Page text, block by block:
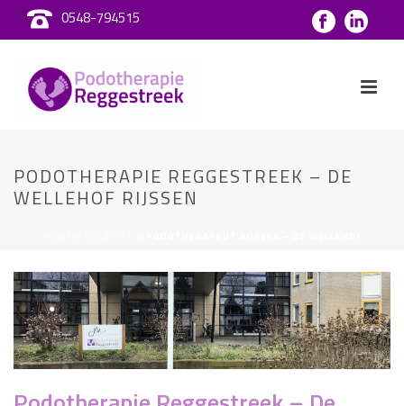
0548-794515
PODOTHERAPIE REGGESTREEK – DE
WELLEHOF RIJSSEN